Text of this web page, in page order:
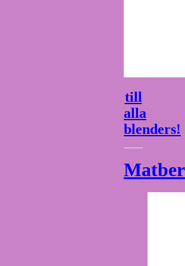
till
alla
blenders!